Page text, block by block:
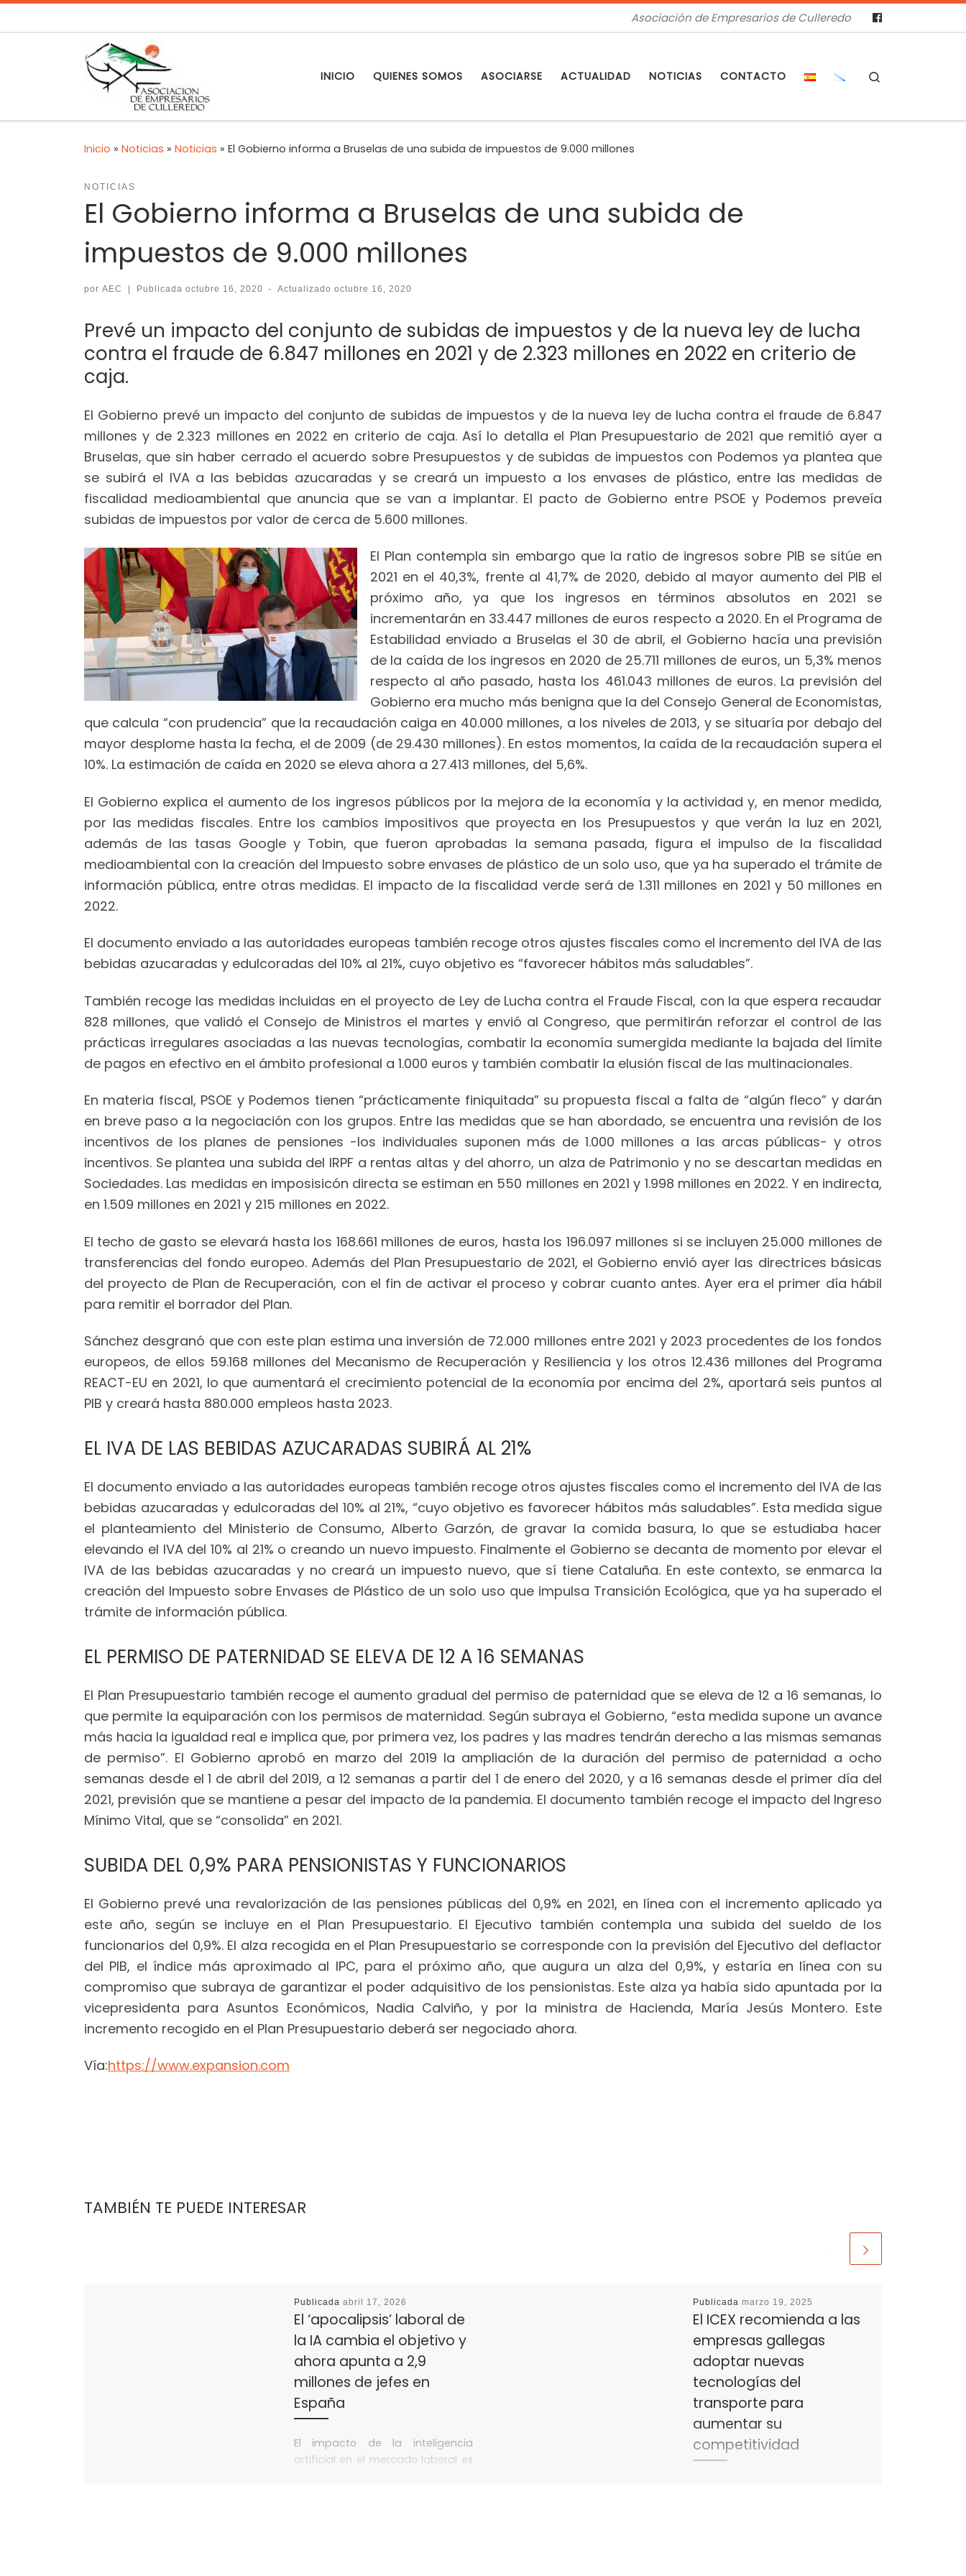
Asociación de Empresarios de Culleredo
INICIO QUIENES SOMOS ASOCIARSE ACTUALIDAD NOTICIAS CONTACTO
Inicio » Noticias » Noticias » El Gobierno informa a Bruselas de una subida de impuestos de 9.000 millones
NOTICIAS
El Gobierno informa a Bruselas de una subida de
impuestos de 9.000 millones
por AEC | Publicada octubre 16, 2020 - Actualizadooctubre 16, 2020
Prevé un impacto del conjunto de subidas de impuestos y de la nueva ley de lucha
contra el fraude de 6.847 millones en 2021 y de 2.323 millones en 2022 en criterio de
caja.
El Gobierno prevé un impacto del conjunto de subidas de impuestos y de la nueva ley de lucha contra el fraude de 6.847
millones y de 2.323 millones en 2022 en criterio de caja. Así lo detalla el Plan Presupuestario de 2021 que remitió ayer a
Bruselas, que sin haber cerrado el acuerdo sobre Presupuestos y de subidas de impuestos con Podemos ya plantea que
se subirá el IVA a las bebidas azucaradas y se creará un impuesto a los envases de plástico, entre las medidas de
fiscalidad medioambiental que anuncia que se van a implantar. El pacto de Gobierno entre PSOE y Podemos preveía
subidas de impuestos por valor de cerca de 5.600 millones.
El Plan contempla sin embargo que la ratio de ingresos sobre PIB se sitúe en
2021 en el 40,3%, frente al 41,7% de 2020, debido al mayor aumento del PIB el
próximo año, ya que los ingresos en términos absolutos en 2021 se
incrementarán en 33.447 millones de euros respecto a 2020. En el Programa de
Estabilidad enviado a Bruselas el 30 de abril, el Gobierno hacía una previsión
de la caída de los ingresos en 2020 de 25.711 millones de euros, un 5,3% menos
respecto al año pasado, hasta los 461.043 millones de euros. La previsión del
Gobierno era mucho más benigna que la del Consejo General de Economistas,
que calcula “con prudencia” que la recaudación caiga en 40.000 millones, a los niveles de 2013, y se situaría por debajo del
mayor desplome hasta la fecha, el de 2009 (de 29.430 millones). En estos momentos, la caída de la recaudación supera el
10%. La estimación de caída en 2020 se eleva ahora a 27.413 millones, del 5,6%.
El Gobierno explica el aumento de los ingresos públicos por la mejora de la economía y la actividad y, en menor medida,
por las medidas fiscales. Entre los cambios impositivos que proyecta en los Presupuestos y que verán la luz en 2021,
además de las tasas Google y Tobin, que fueron aprobadas la semana pasada, figura el impulso de la fiscalidad
medioambiental con la creación del Impuesto sobre envases de plástico de un solo uso, que ya ha superado el trámite de
información pública, entre otras medidas. El impacto de la fiscalidad verde será de 1.311 millones en 2021 y 50 millones en
2022.
El documento enviado a las autoridades europeas también recoge otros ajustes fiscales como el incremento del IVA de las
bebidas azucaradas y edulcoradas del 10% al 21%, cuyo objetivo es “favorecer hábitos más saludables”.
También recoge las medidas incluidas en el proyecto de Ley de Lucha contra el Fraude Fiscal, con la que espera recaudar
828 millones, que validó el Consejo de Ministros el martes y envió al Congreso, que permitirán reforzar el control de las
prácticas irregulares asociadas a las nuevas tecnologías, combatir la economía sumergida mediante la bajada del límite
de pagos en efectivo en el ámbito profesional a 1.000 euros y también combatir la elusión fiscal de las multinacionales.
En materia fiscal, PSOE y Podemos tienen “prácticamente finiquitada” su propuesta fiscal a falta de “algún fleco” y darán
en breve paso a la negociación con los grupos. Entre las medidas que se han abordado, se encuentra una revisión de los
incentivos de los planes de pensiones -los individuales suponen más de 1.000 millones a las arcas públicas- y otros
incentivos. Se plantea una subida del IRPF a rentas altas y del ahorro, un alza de Patrimonio y no se descartan medidas en
Sociedades. Las medidas en imposisicón directa se estiman en 550 millones en 2021 y 1.998 millones en 2022. Y en indirecta,
en 1.509 millones en 2021 y 215 millones en 2022.
El techo de gasto se elevará hasta los 168.661 millones de euros, hasta los 196.097 millones si se incluyen 25.000 millones de
transferencias del fondo europeo. Además del Plan Presupuestario de 2021, el Gobierno envió ayer las directrices básicas
del proyecto de Plan de Recuperación, con el fin de activar el proceso y cobrar cuanto antes. Ayer era el primer día hábil
para remitir el borrador del Plan.
Sánchez desgranó que con este plan estima una inversión de 72.000 millones entre 2021 y 2023 procedentes de los fondos
europeos, de ellos 59.168 millones del Mecanismo de Recuperación y Resiliencia y los otros 12.436 millones del Programa
REACT-EU en 2021, lo que aumentará el crecimiento potencial de la economía por encima del 2%, aportará seis puntos al
PIB y creará hasta 880.000 empleos hasta 2023.
EL IVA DE LAS BEBIDAS AZUCARADAS SUBIRÁ AL 21%
El documento enviado a las autoridades europeas también recoge otros ajustes fiscales como el incremento del IVA de las
bebidas azucaradas y edulcoradas del 10% al 21%, “cuyo objetivo es favorecer hábitos más saludables”. Esta medida sigue
el planteamiento del Ministerio de Consumo, Alberto Garzón, de gravar la comida basura, lo que se estudiaba hacer
elevando el IVA del 10% al 21% o creando un nuevo impuesto. Finalmente el Gobierno se decanta de momento por elevar el
IVA de las bebidas azucaradas y no creará un impuesto nuevo, que sí tiene Cataluña. En este contexto, se enmarca la
creación del Impuesto sobre Envases de Plástico de un solo uso que impulsa Transición Ecológica, que ya ha superado el
trámite de información pública.
EL PERMISO DE PATERNIDAD SE ELEVA DE 12 A 16 SEMANAS
El Plan Presupuestario también recoge el aumento gradual del permiso de paternidad que se eleva de 12 a 16 semanas, lo
que permite la equiparación con los permisos de maternidad. Según subraya el Gobierno, “esta medida supone un avance
más hacia la igualdad real e implica que, por primera vez, los padres y las madres tendrán derecho a las mismas semanas
de permiso”. El Gobierno aprobó en marzo del 2019 la ampliación de la duración del permiso de paternidad a ocho
semanas desde el 1 de abril del 2019, a 12 semanas a partir del 1 de enero del 2020, y a 16 semanas desde el primer día del
2021, previsión que se mantiene a pesar del impacto de la pandemia. El documento también recoge el impacto del Ingreso
Mínimo Vital, que se “consolida” en 2021.
SUBIDA DEL 0,9% PARA PENSIONISTAS Y FUNCIONARIOS
El Gobierno prevé una revalorización de las pensiones públicas del 0,9% en 2021, en línea con el incremento aplicado ya
este año, según se incluye en el Plan Presupuestario. El Ejecutivo también contempla una subida del sueldo de los
funcionarios del 0,9%. El alza recogida en el Plan Presupuestario se corresponde con la previsión del Ejecutivo del deflactor
del PIB, el índice más aproximado al IPC, para el próximo año, que augura un alza del 0,9%, y estaría en línea con su
compromiso que subraya de garantizar el poder adquisitivo de los pensionistas. Este alza ya había sido apuntada por la
vicepresidenta para Asuntos Económicos, Nadia Calviño, y por la ministra de Hacienda, María Jesús Montero. Este
incremento recogido en el Plan Presupuestario deberá ser negociado ahora.
Vía:https://www.expansion.com
TAMBIÉN TE PUEDE INTERESAR
Publicada abril 17, 2026
El ‘apocalipsis’ laboral de
la IA cambia el objetivo y
ahora apunta a 2,9
millones de jefes en
España
El impacto de la inteligencia
artificial en el mercado laboral es
Publicada marzo 19, 2025
El ICEX recomienda a las
empresas gallegas
adoptar nuevas
tecnologías del
transporte para
aumentar su
competitividad